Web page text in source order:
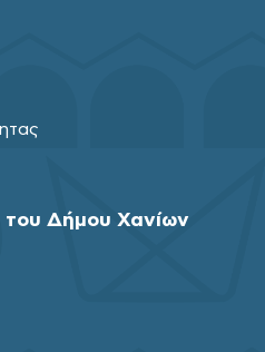
του Δήμου Χανίων